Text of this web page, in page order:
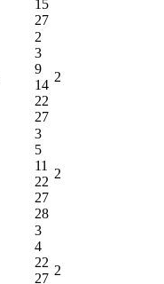
15
27
2
3
9
14
22
27
2
3
5
11
22
27
28
2
3
4
22
27
2